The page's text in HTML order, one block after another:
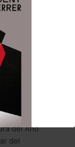
del
de las
Macu Atienza,
por el
Crespo,
del Año
del